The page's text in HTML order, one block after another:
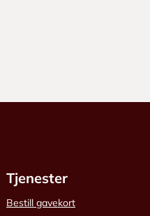
Tjenester
Bestill gavekort